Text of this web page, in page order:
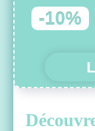
-10%